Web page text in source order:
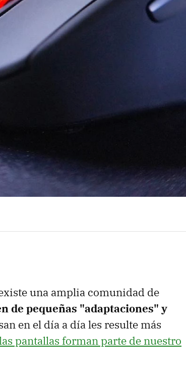
una amplia comunidad de
de pequeñas "adaptaciones" y
en el día a día les resulte más
pantallas forman parte de nuestro